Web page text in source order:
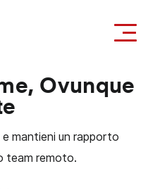
Ovunque
mantieni un rapporto
team remoto.